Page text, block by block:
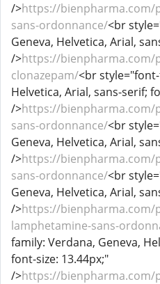
/>https://
sans-ordonnance/<br
Geneva, Helvetica, Arial,
/>https://
clonazepam/<br
Helvetica, Arial, sans-serif;
/>https://
sans-ordonnance/<br
Geneva, Helvetica, Arial,
/>https://bienpharma.com/
sans-ordonnance/<br
Geneva, Helvetica, Arial,
/>https://bienpharma.com/
lamphetamine-sans-
family: Verdana, Geneva,
font-size: 13.44px;"
/>https://